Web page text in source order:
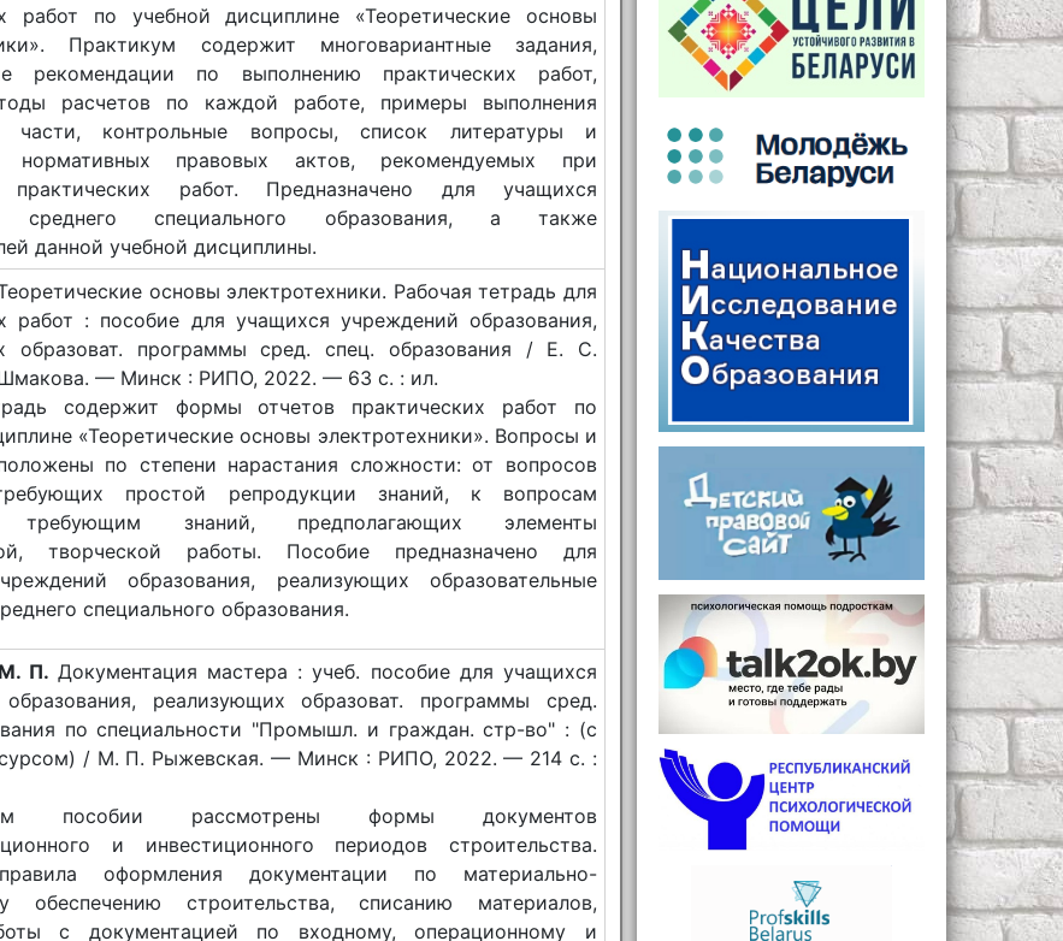
работ по учебной дисциплине «Теоретические основы
Практикум содержит многовариантные задания,
рекомендации по выполнению практических работ,
расчетов по каждой работе, примеры выполнения
части, контрольные вопросы, список литературы и
нормативных правовых актов, рекомендуемых при
практических работ. Предназначено для учащихся
среднего специального образования, а также
данной учебной дисциплины.
основы электротехники. Рабочая тетрадь для
работ : пособие для учащихся учреждений образования,
образоват. программы сред. спец. образования / Е. С.
Шмакова. — Минск : РИПО, 2022. — 63 с. : ил.
содержит формы отчетов практических работ по
«Теоретические основы электротехники». Вопросы и
по степени нарастания сложности: от вопросов
простой репродукции знаний, к вопросам
требующим знаний, предполагающих элементы
творческой работы. Пособие предназначено для
образования, реализующих образовательные
специального образования.
П. Документация мастера : учеб. пособие для учащихся
реализующих образоват. программы сред.
по специальности "Промышл. и граждан. стр-во" : (с
/ М. П. Рыжевская. — Минск : РИПО, 2022. — 214 с. :
пособии рассмотрены формы документов
и инвестиционного периодов строительства.
оформления документации по материально-
обеспечению строительства, списанию материалов,
с документацией по входному, операционному и